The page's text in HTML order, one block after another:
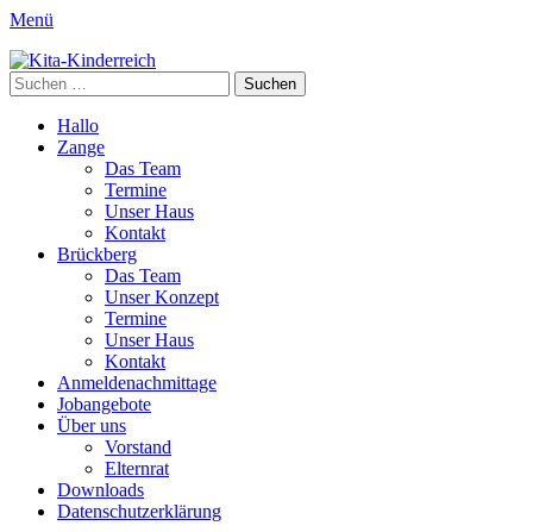
Menü
Kita-Kinderreich
Webseite der Kita Kinderreich
Suchen
nach:
Primäres
Menü
Zum
Inhalt
Hallo
Zange
Das Team
Termine
Unser Haus
Kontakt
Brückberg
Das Team
Unser Konzept
Termine
Unser Haus
Kontakt
Anmeldenachmittage
Jobangebote
Über uns
Vorstand
Elternrat
Downloads
Datenschutzerklärung